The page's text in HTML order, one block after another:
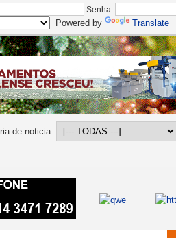
Senha:
Powered by Translate
de noticia: